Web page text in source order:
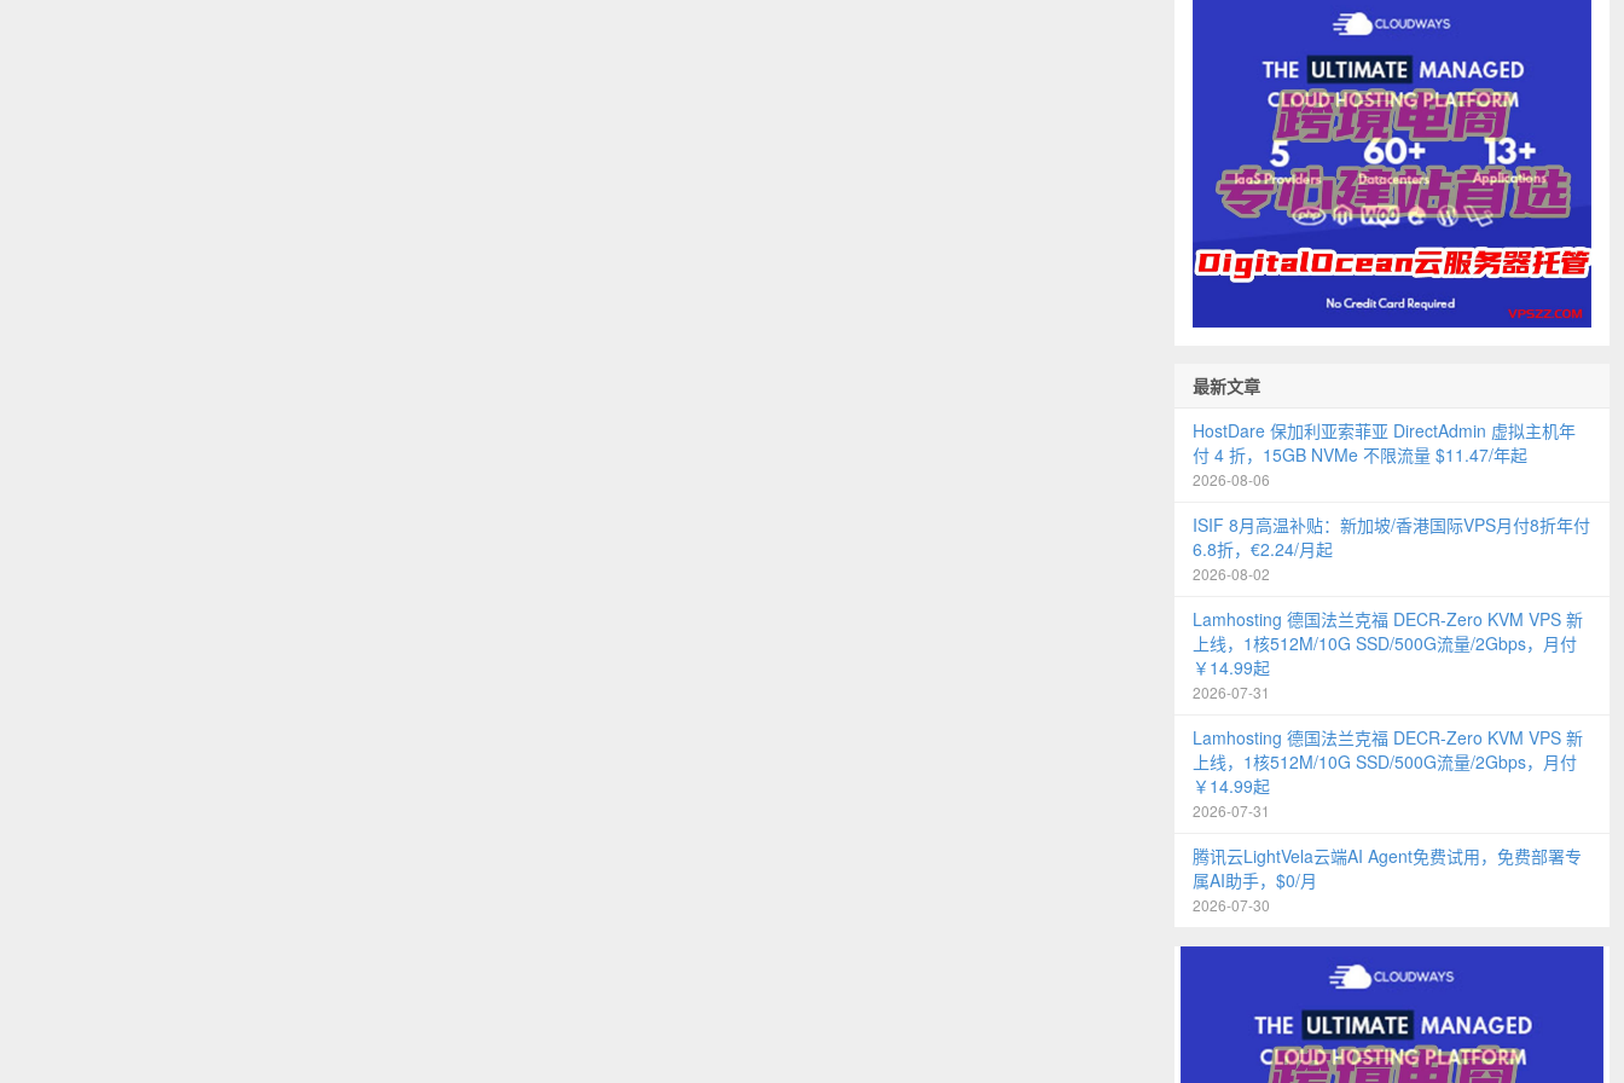
最新文章
HostDare 保加利亚索菲亚 DirectAdmin 虚拟主机年
付 4 折，15GB NVMe 不限流量 $11.47/年起
2026-08-06
ISIF 8月高温补贴：新加坡/香港国际VPS月付8折年付
6.8折，€2.24/月起
2026-08-02
Lamhosting 德国法兰克福 DECR-Zero KVM VPS 新
上线，1核512M/10G SSD/500G流量/2Gbps，月付
￥14.99起
2026-07-31
Lamhosting 德国法兰克福 DECR-Zero KVM VPS 新
上线，1核512M/10G SSD/500G流量/2Gbps，月付
￥14.99起
2026-07-31
腾讯云LightVela云端AI Agent免费试用，免费部署专
属AI助手，$0/月
2026-07-30